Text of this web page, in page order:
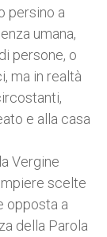
persino a
umana,
persone, o
ma in realtà
e alla casa
Vergine
scelte
opposta a
della Parola